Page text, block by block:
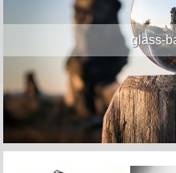
glass-